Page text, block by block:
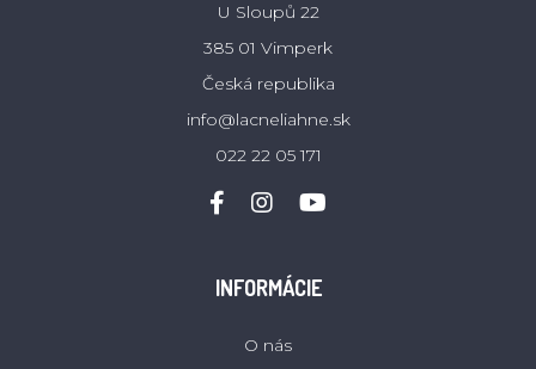
U Sloupů 22
385 01 Vimperk
Česká republika
info@lacneliahne.sk
022 22 05 171
INFORMÁCIE
O nás